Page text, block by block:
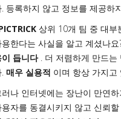
. 등록하지 않고 정보를 제공하
상위 10개 팀 중 대부
한다는 사실을 알고 계셨나요
이 듭니다. 더 저렴하게 만드는
매우 실용적 이며 항상 가지
러나 인터넷에는 장난이 만연
자를 동결시키지 않고 신뢰